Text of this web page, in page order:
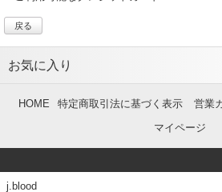
戻る
お気に入り
HOME 特定商取引法に基づく表示 営業
マイページ
j.blood